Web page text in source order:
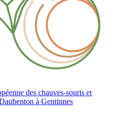
des chauves-souris et
à Gentinnes